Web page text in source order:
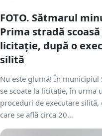
FOTO. Sătmarul
Prima stradă scoasă
licitație, după o
silită
Nu este glumă! În municipiul
se scoate la licitație, în urma
proceduri de executare silită,
care se află circa 20...